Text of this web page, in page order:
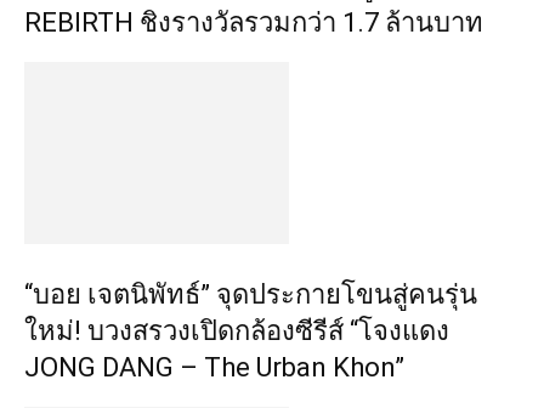
REBIRTH ชิงรางวัลรวมกว่า 1.7 ล้านบาท
“บอย เจตนิพัทธ์” จุดประกายโขนสู่คนรุ่น
ใหม่! บวงสรวงเปิดกล้องซีรีส์ “โจงแดง
JONG DANG – The Urban Khon”